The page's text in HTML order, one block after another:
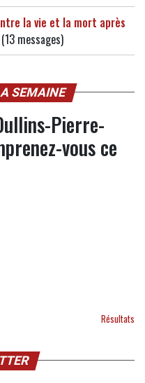
la vie et la mort après
(13 messages)
SEMAINE
Pierre-
vous ce
Résultats